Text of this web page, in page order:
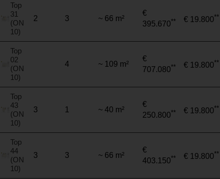
Top
31
(ON
10)
2 3 ~ 66 m²
€
395.670** € 19.800**
Top
02
(ON
10)
4 ~ 109 m²
€
707.080** € 19.800**
Top
43
(ON
10)
3 1 ~ 40 m²
€
250.800** € 19.800**
Top
44
(ON
10)
3 3 ~ 66 m²
€
403.150** € 19.800**